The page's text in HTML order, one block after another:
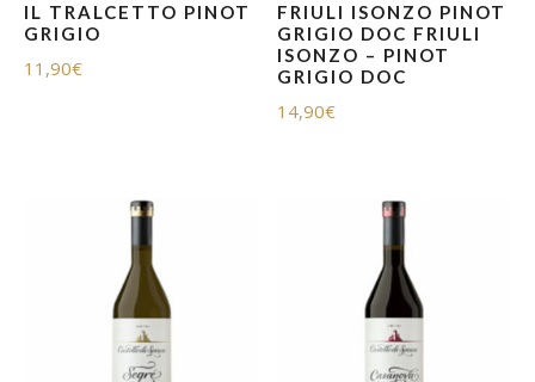
IL TRALCETTO PINOT
GRIGIO
11,90€
FRIULI ISONZO PINOT
GRIGIO DOC FRIULI
ISONZO – PINOT
GRIGIO DOC
14,90€